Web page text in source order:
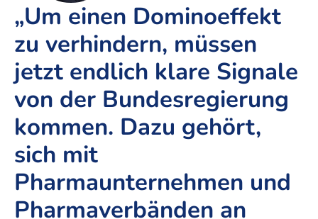
„Um einen Dominoeffekt
zu verhindern, müssen
jetzt endlich klare Signale
von der Bundesregierung
kommen. Dazu gehört,
sich mit
Pharmaunternehmen und
Pharmaverbänden an